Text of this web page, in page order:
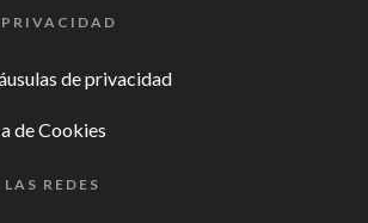
de privacidad
de Cookies
REDES